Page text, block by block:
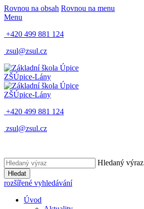
Rovnou na obsah Rovnou na menu
Menu
+420 499 881 124
zsul@zsul.cz
ZŠÚpice-Lány
ZŠÚpice-Lány
+420 499 881 124
zsul@zsul.cz
Hledaný výraz
Hledat
rozšířené vyhledávání
Úvod